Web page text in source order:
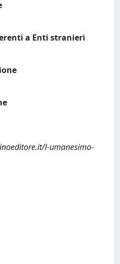
a Enti stranieri
l-umanesimo-